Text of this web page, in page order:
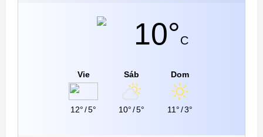
10°C
Vie
12°/5°
Sáb
10°/5°
Dom
11°/3°